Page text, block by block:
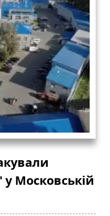
у Московській